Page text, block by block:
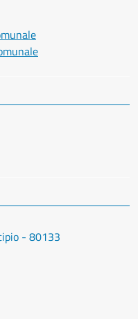
- 80133